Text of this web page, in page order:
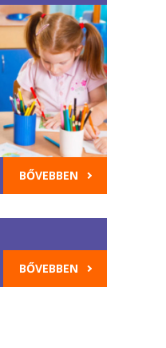
BŐVEBBEN
BŐVEBBEN